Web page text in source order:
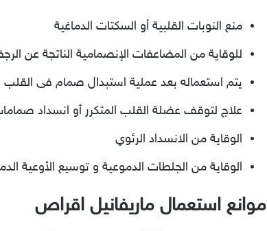
منع النوبات القلبية أو السكتات الدماغية
للوقاية من المضاعفات الإنصمامية الناتجة عن
يتم استعماله بعد عملية استبدال صمام فى القلب
علاج لتوقف عضلة القلب المتكرر أو انسداد
الوقاية من الانسداد الرئوي
الوقاية من الجلطات الدموعية و توسيع الأوعية
موانع استعمال ماريفانيل اقراص